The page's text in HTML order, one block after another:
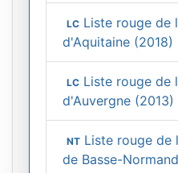
LC Liste rouge de
d'Aquitaine (2018)
LC Liste rouge de
d'Auvergne (2013)
NT Liste rouge de
de Basse-